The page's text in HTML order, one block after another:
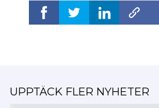
UPPTÄCK FLER NYHETER